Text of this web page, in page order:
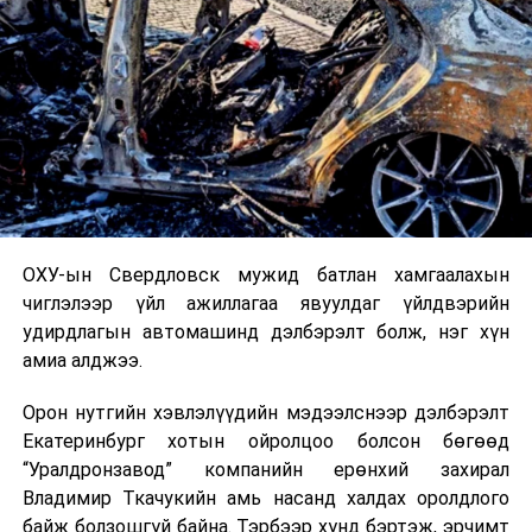
горимын санал гаргасныг хуралдаанд оролцсон
гишүүдийн олонх дэмжлээ.
Ингээд тооллогын комиссыг УИХ-ын гишүүн
Ё.Баатарбилэг ахалж, УИХ-ын гишүүн Г.Ганболд,
А.Адьяасүрэн нарын бүрэлдэхүүнтэй ажиллаж, санал
хураалтыг нууцаар явуулж, дүнг
танилцуулахад Монголын үндэсний олон нийтийн
бүрэлдэхүүнд Улсын Их Хурлаас томилох нэр
дэвшигчдээс Д.Оюун-Эрдэнэ хамгийн олон санал
авсан байв. Уг нууц санал хураалтад Байнгын
хорооны 15 гишүүн оролцсон.
Иймд энэ талаарх УИХ-ын тогтоолын төслийг УИХ-
ын гишүүн Ё.Баатарбилэг чуулганы нэгдсэн
хуралдаанд танилцуулахаар тогтлоо. Уг тогтоолд
Монгол УИХ-ын чуулганы хуралдааны дэгийн тухай
ОХУ-ын Свердловск мужид батлан хамгаалахын
чиглэлээр үйл ажиллагаа явуулдаг үйлдвэрийн
удирдлагын автомашинд дэлбэрэлт болж, нэг хүн
амиа алджээ.
Орон нутгийн хэвлэлүүдийн мэдээлснээр дэлбэрэлт
Екатеринбург хотын ойролцоо болсон бөгөөд
“Уралдронзавод” компанийн ерөнхий захирал
Владимир Ткачукийн амь насанд халдах оролдлого
байж болзошгүй байна. Тэрбээр хүнд бэртэж, эрчимт